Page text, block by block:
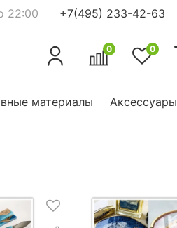
22:00 +7(495) 233-42-63
0 0
материалы Аксессуары